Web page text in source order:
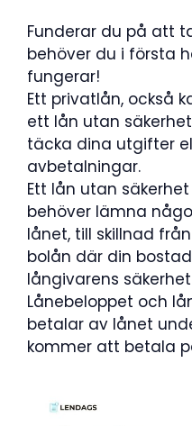
Funderar du på att
behöver du i första
fungerar!
Ett privatlån, också
ett lån utan
täcka dina utgifter
avbetalningar.
Ett lån utan
behöver lämna
lånet, till skillnad
bolån där din
långivarens
Lånebeloppet och
betalar av lånet
kommer att betala